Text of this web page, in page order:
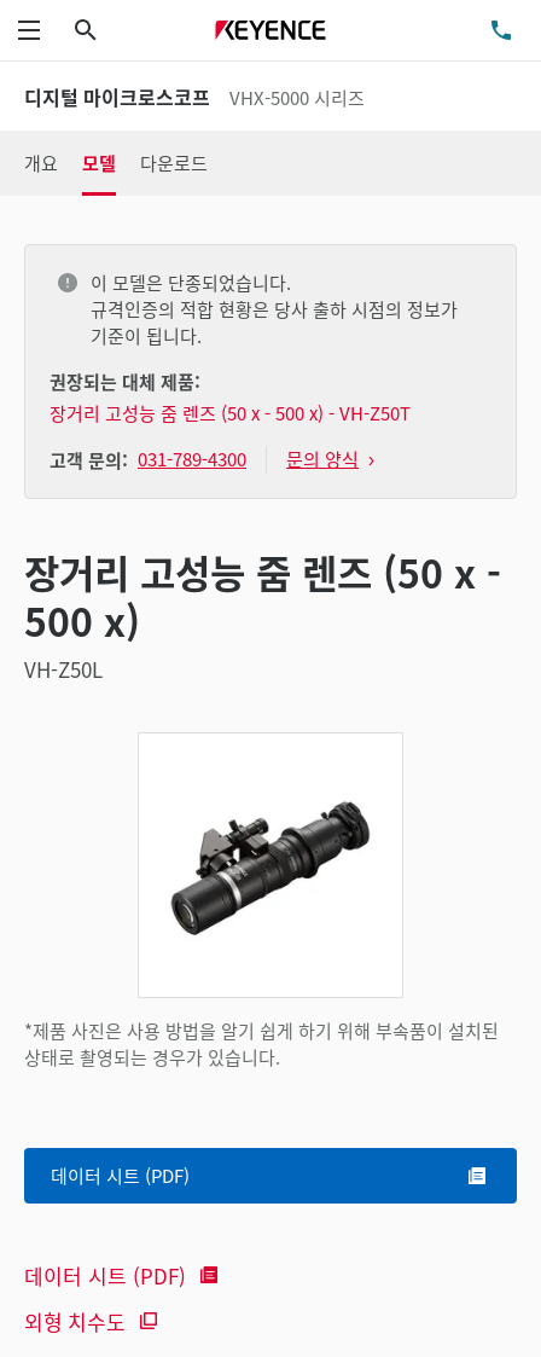
메뉴
디지털 마이크로스코프 VHX-5000 시리즈
개요 모델 다운로드
이 모델은 단종되었습니다.
규격인증의 적합 현황은 당사 출하 시점의 정보가
기준이 됩니다.
권장되는 대체 제품:
장거리 고성능 줌 렌즈 (50 x - 500 x) - VH-Z50T
고객 문의: 031-789-4300 문의 양식
장거리 고성능 줌 렌즈 (50 x -
500 x)
VH-Z50L
*제품 사진은 사용 방법을 알기 쉽게 하기 위해 부속품이 설치된
상태로 촬영되는 경우가 있습니다.
데이터 시트 (PDF)
데이터 시트 (PDF)
외형 치수도